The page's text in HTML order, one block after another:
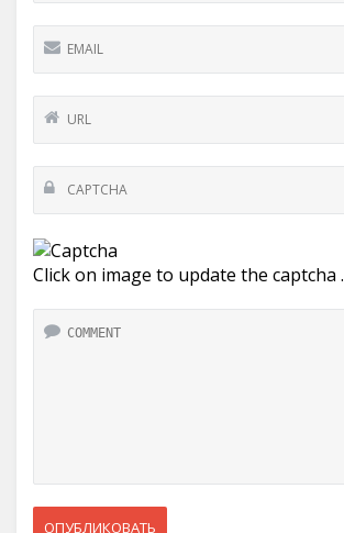
Click on image to update the captcha .